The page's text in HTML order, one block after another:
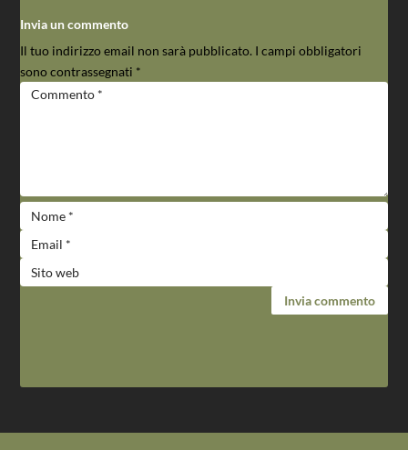
Invia un commento
Il tuo indirizzo email non sarà pubblicato. I campi obbligatori
sono contrassegnati *
Invia commento